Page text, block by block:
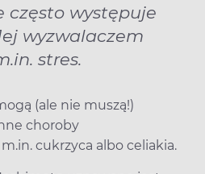
często występuje
wyzwalaczem
stres.
(ale nie muszą!)
choroby
cukrzyca albo celiakia.